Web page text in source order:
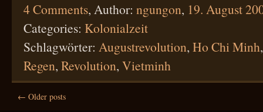
4 Comments, Author: ngungon, 19. August
Categories: Kolonialzeit
Schlagwörter: Augustrevolution, Ho Chi Minh
Regen, Revolution, Vietminh
← Older posts